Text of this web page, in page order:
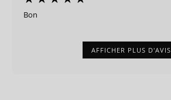
Bon
AFFICHER PLUS D'AVIS